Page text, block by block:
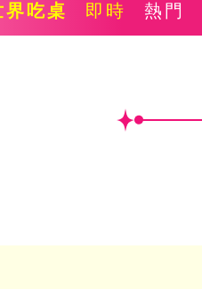
界吃桌 即時 熱門